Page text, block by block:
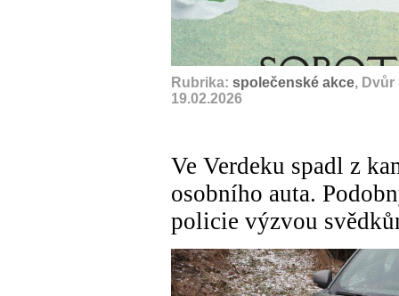
Rubrika: společenské akce, Dvůr
19.02.2026
Ve Verdeku spadl z
osobního auta.
policie výzvou